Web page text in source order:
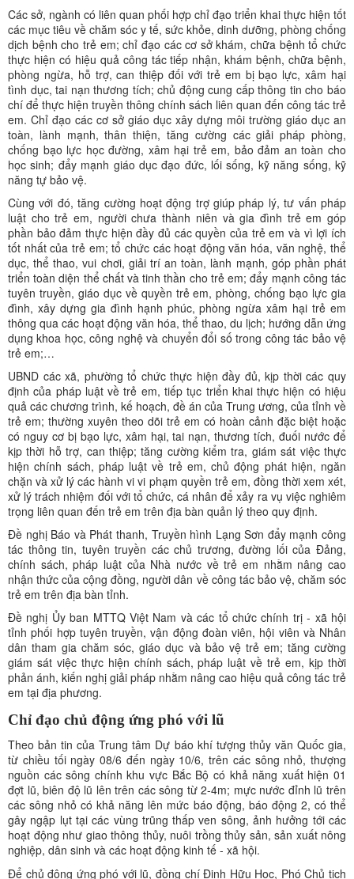
Các sở, ngành có liên quan phối hợp chỉ đạo triển khai thực hiện tốt
các mục tiêu về chăm sóc y tế, sức khỏe, dinh dưỡng, phòng chống
dịch bệnh cho trẻ em; chỉ đạo các cơ sở khám, chữa bệnh tổ chức
thực hiện có hiệu quả công tác tiếp nhận, khám bệnh, chữa bệnh,
phòng ngừa, hỗ trợ, can thiệp đối với trẻ em bị bạo lực, xâm hại
tình dục, tai nạn thương tích; chủ động cung cấp thông tin cho báo
chí để thực hiện truyền thông chính sách liên quan đến công tác trẻ
em. Chỉ đạo các cơ sở giáo dục xây dựng môi trường giáo dục an
toàn, lành mạnh, thân thiện, tăng cường các giải pháp phòng,
chống bạo lực học đường, xâm hại trẻ em, bảo đảm an toàn cho
học sinh; đẩy mạnh giáo dục đạo đức, lối sống, kỹ năng sống, kỹ
năng tự bảo vệ.
Cùng với đó, tăng cường hoạt động trợ giúp pháp lý, tư vấn pháp
luật cho trẻ em, người chưa thành niên và gia đình trẻ em góp
phần bảo đảm thực hiện đầy đủ các quyền của trẻ em và vì lợi ích
tốt nhất của trẻ em; tổ chức các hoạt động văn hóa, văn nghệ, thể
dục, thể thao, vui chơi, giải trí an toàn, lành mạnh, góp phần phát
triển toàn diện thể chất và tinh thần cho trẻ em; đẩy mạnh công tác
tuyên truyền, giáo dục về quyền trẻ em, phòng, chống bạo lực gia
đình, xây dựng gia đình hạnh phúc, phòng ngừa xâm hại trẻ em
thông qua các hoạt động văn hóa, thể thao, du lịch; hướng dẫn ứng
dụng khoa học, công nghệ và chuyển đổi số trong công tác bảo vệ
trẻ em;…
UBND các xã, phường tổ chức thực hiện đầy đủ, kịp thời các quy
định của pháp luật về trẻ em, tiếp tục triển khai thực hiện có hiệu
quả các chương trình, kế hoạch, đề án của Trung ương, của tỉnh về
trẻ em; thường xuyên theo dõi trẻ em có hoàn cảnh đặc biệt hoặc
có nguy cơ bị bạo lực, xâm hại, tai nạn, thương tích, đuối nước để
kịp thời hỗ trợ, can thiệp; tăng cường kiểm tra, giám sát việc thực
hiện chính sách, pháp luật về trẻ em, chủ động phát hiện, ngăn
chặn và xử lý các hành vi vi phạm quyền trẻ em, đồng thời xem xét,
xử lý trách nhiệm đối với tổ chức, cá nhân để xảy ra vụ việc nghiêm
trọng liên quan đến trẻ em trên địa bàn quản lý theo quy định.
Đề nghị Báo và Phát thanh, Truyền hình Lạng Sơn đẩy mạnh công
tác thông tin, tuyên truyền các chủ trương, đường lối của Đảng,
chính sách, pháp luật của Nhà nước về trẻ em nhằm nâng cao
nhận thức của cộng đồng, người dân về công tác bảo vệ, chăm sóc
trẻ em trên địa bàn tỉnh.
Đề nghị Ủy ban MTTQ Việt Nam và các tổ chức chính trị - xã hội
tỉnh phối hợp tuyên truyền, vận động đoàn viên, hội viên và Nhân
dân tham gia chăm sóc, giáo dục và bảo vệ trẻ em; tăng cường
giám sát việc thực hiện chính sách, pháp luật về trẻ em, kịp thời
phản ánh, kiến nghị giải pháp nhằm nâng cao hiệu quả công tác trẻ
em tại địa phương.
Chỉ đạo chủ động ứng phó với lũ
Theo bản tin của Trung tâm Dự báo khí tượng thủy văn Quốc gia,
từ chiều tối ngày 08/6 đến ngày 10/6, trên các sông nhỏ, thượng
nguồn các sông chính khu vực Bắc Bộ có khả năng xuất hiện 01
đợt lũ, biên độ lũ lên trên các sông từ 2-4m; mực nước đỉnh lũ trên
các sông nhỏ có khả năng lên mức báo động, báo động 2, có thể
gây ngập lụt tại các vùng trũng thấp ven sông, ảnh hưởng tới các
hoạt động như giao thông thủy, nuôi trồng thủy sản, sản xuất nông
nghiệp, dân sinh và các hoạt động kinh tế - xã hội.
Để chủ động ứng phó với lũ, đồng chí Đinh Hữu Học, Phó Chủ tịch